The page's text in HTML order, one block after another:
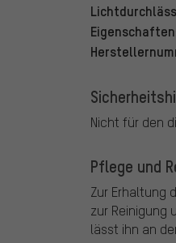
Nicht für den
Pflege und
Zur Erhaltung
zur Reinigung
lässt ihn an